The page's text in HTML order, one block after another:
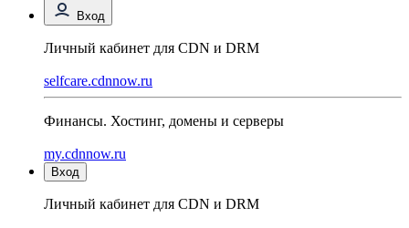
Вход
Личный кабинет для CDN и DRM
selfcare.cdnnow.ru
Финансы. Хостинг, домены и серверы
my.cdnnow.ru
Вход
Личный кабинет для CDN и DRM